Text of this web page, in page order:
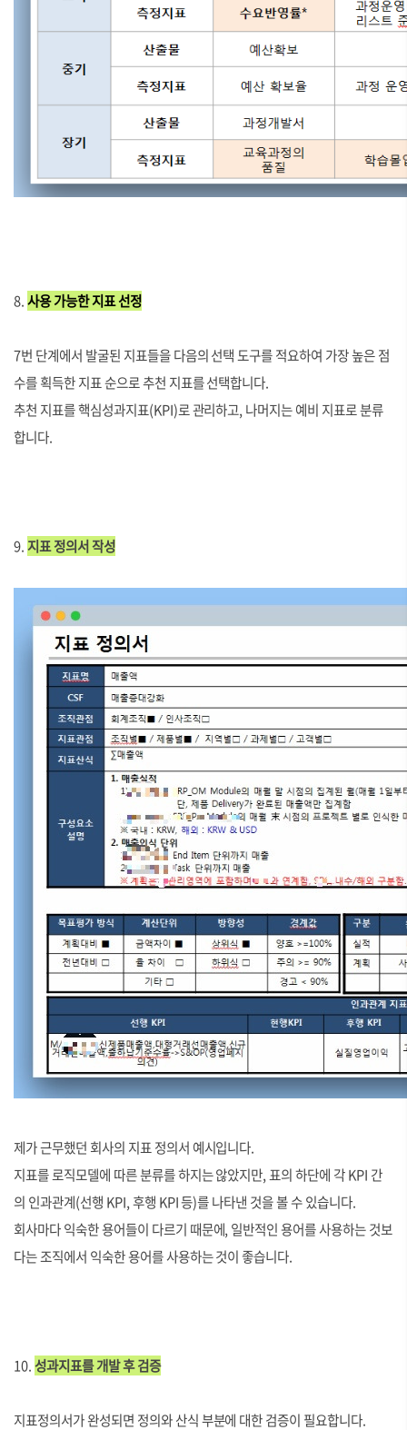
8.사용 가능한 지표 선정
7번 단계에서 발굴된 지표들을 다음의 선택 도구를 적요하여 가장 높은 점
수를 획득한 지표 순으로 추천 지표를 선택합니다.
추천 지표를 핵심성과지표(KPI)로 관리하고, 나머지는 예비 지표로 분류
합니다.
9.지표 정의서 작성
제가 근무했던 회사의 지표 정의서 예시입니다.
지표를 로직모델에 따른 분류를 하지는 않았지만, 표의 하단에 각 KPI 간
의 인과관계(선행 KPI, 후행 KPI 등)를 나타낸 것을 볼 수 있습니다.
회사마다 익숙한 용어들이 다르기 때문에, 일반적인 용어를 사용하는 것보
다는 조직에서 익숙한 용어를 사용하는 것이 좋습니다.
10.성과지표를 개발 후 검증
지표정의서가 완성되면 정의와 산식 부분에 대한 검증이 필요합니다.